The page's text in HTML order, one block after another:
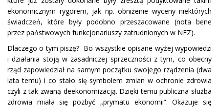
ekonomicznym rygorem, jak np. obniżenie wyceny niektórych
świadczeń, które były podobno przeszacowane (nota bene
przez państwowych funkcjonariuszy zatrudnionych w NFZ).
Dlaczego o tym piszę? Bo wszystkie opisane wyżej wypowiedzi
i działania stoją w zasadniczej sprzeczności z tym, co obecny
rząd zapowiedział na samym początku swojego rządzenia (dwa
lata temu) i co stało się symbolem zmian w ochronie zdrowia
czyli z tak zwaną deekonomizacją. Dzięki temu publiczna służba
zdrowia miała się pozbyć „prymatu ekonomii”. Okazuje się